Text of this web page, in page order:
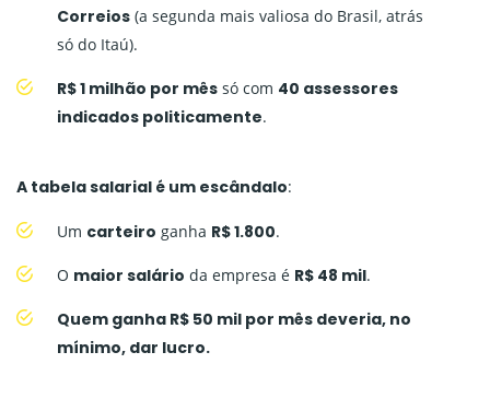
Correios (a segunda mais valiosa do Brasil, atrás
só do Itaú).
R$ 1 milhão por mês só com 40 assessores
indicados politicamente.
A tabela salarial é um escândalo:
Um carteiro ganha R$ 1.800.
O maior salário da empresa é R$ 48 mil.
Quem ganha R$ 50 mil por mês deveria, no
mínimo, dar lucro.